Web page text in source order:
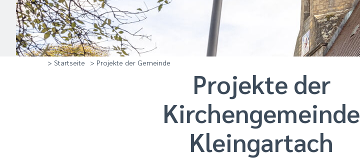
> Startseite > Projekte der Gemeinde
Projekte der
Kirchengemeinde
Kleingartach